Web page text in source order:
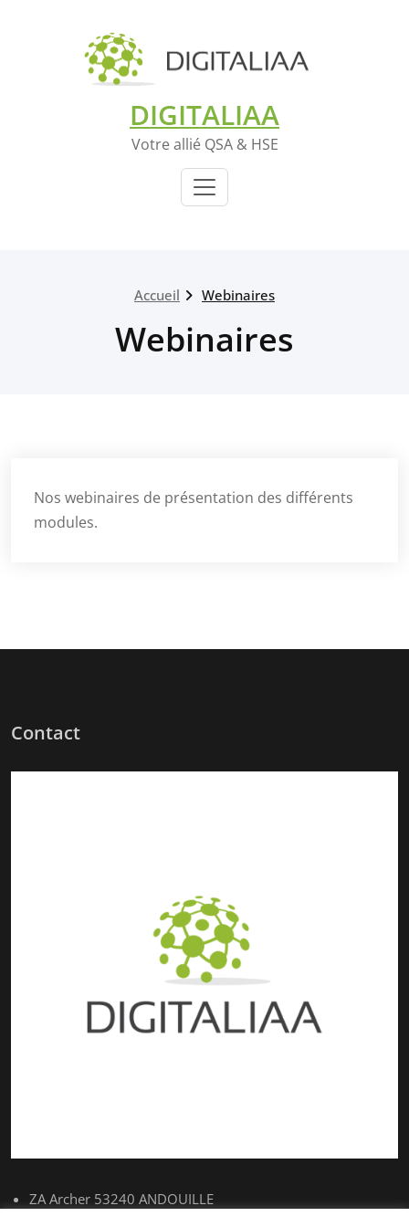
DIGITALIAA
Votre allié QSA & HSE
Accueil Webinaires
Webinaires
Nos webinaires de présentation des différents
modules.
Contact
ZA Archer 53240 ANDOUILLE